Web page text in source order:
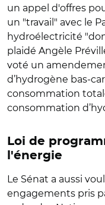
un appel d'offres
un "travail" avec le
hydroélectricité
plaidé Angèle
voté un
d’hydrogène bas-
consommation
consommation
Loi de
l'énergie
Le Sénat a aussi
engagements pris